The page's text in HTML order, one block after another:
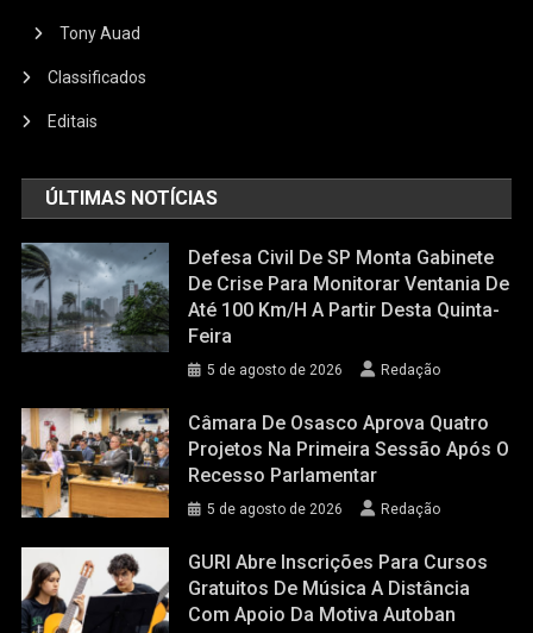
Tony Auad
Classificados
Editais
ÚLTIMAS NOTÍCIAS
Defesa Civil De SP Monta Gabinete
De Crise Para Monitorar Ventania De
Até 100 Km/h A Partir Desta Quinta-
Feira
5 de agosto de 2026 Redação
Câmara De Osasco Aprova Quatro
Projetos Na Primeira Sessão Após O
Recesso Parlamentar
5 de agosto de 2026 Redação
GURI Abre Inscrições Para Cursos
Gratuitos De Música A Distância
Com Apoio Da Motiva Autoban